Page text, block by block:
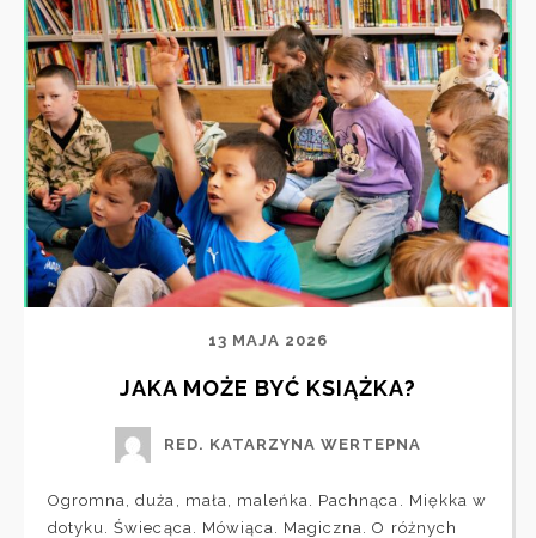
13 MAJA 2026
JAKA MOŻE BYĆ KSIĄŻKA?
RED. KATARZYNA WERTEPNA
Ogromna, duża, mała, maleńka. Pachnąca. Miękka w
dotyku. Świecąca. Mówiąca. Magiczna. O różnych